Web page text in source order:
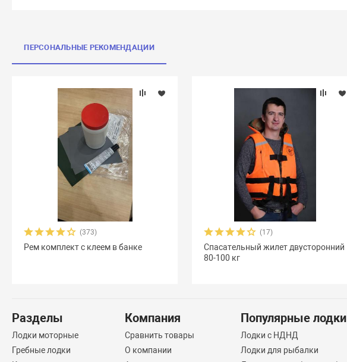
ПЕРСОНАЛЬНЫЕ РЕКОМЕНДАЦИИ
(373)
Рем комплект с клеем в банке
(17)
Спасательный жилет двусторонний
80-100 кг
Разделы
Лодки моторные
Гребные лодки
Компания
Сравнить товары
О компании
Популярные лодки
Лодки с НДНД
Лодки для рыбалки